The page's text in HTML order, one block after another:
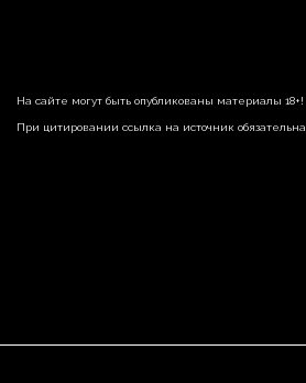
На сайте могут быть опубликованы материалы 18+!
При цитировании ссылка на источник обязательна.